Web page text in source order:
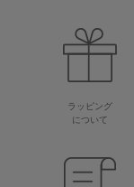
ラッピング
について